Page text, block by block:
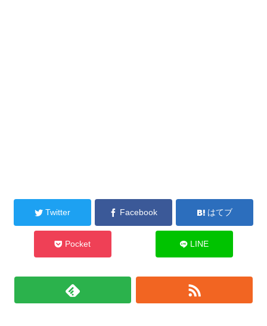
Twitter Facebook はてブ
Pocket LINE